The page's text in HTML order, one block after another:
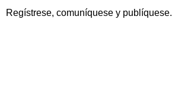
Regístrese, comuníquese y publíquese.